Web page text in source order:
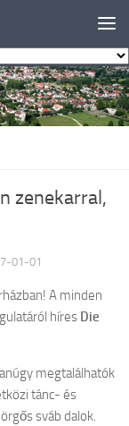
zenekarral,
01-01
A minden
híres Die
megtalálhatók
tánc- és
sváb dalok.